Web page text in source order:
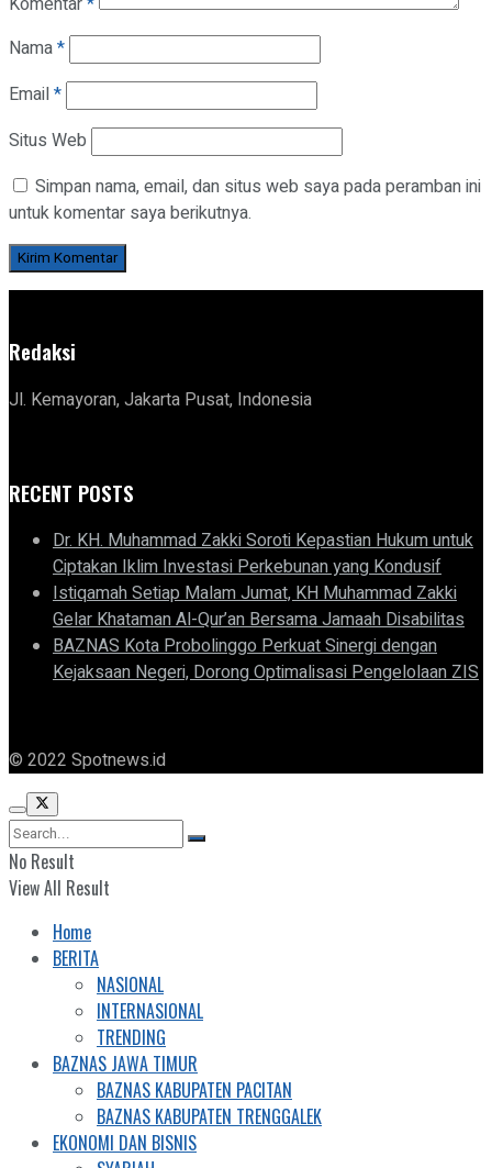
Nama*
Email*
Situs Web
Simpan nama, email, dan situs web saya pada peramban ini
untuk komentar saya berikutnya.
Redaksi
Jl. Kemayoran, Jakarta Pusat, Indonesia
RECENT POSTS
Dr. KH. Muhammad Zakki Soroti Kepastian Hukum untuk
Ciptakan Iklim Investasi Perkebunan yang Kondusif
Istiqamah Setiap Malam Jumat, KH Muhammad Zakki
Gelar Khataman Al-Qur’an Bersama Jamaah Disabilitas
BAZNAS Kota Probolinggo Perkuat Sinergi dengan
Kejaksaan Negeri, Dorong Optimalisasi Pengelolaan ZIS
© 2022 Spotnews.id
No Result
View All Result
Home
BERITA
NASIONAL
INTERNASIONAL
TRENDING
BAZNAS JAWA TIMUR
BAZNAS KABUPATEN PACITAN
BAZNAS KABUPATEN TRENGGALEK
EKONOMI DAN BISNIS